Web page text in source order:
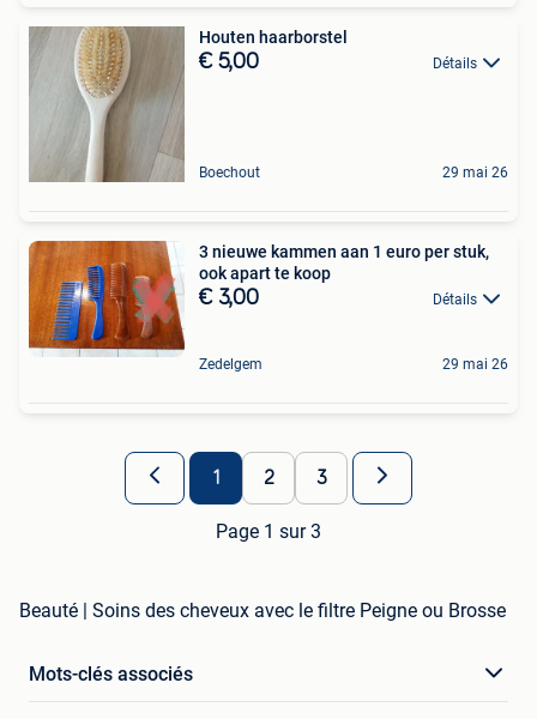
Houten haarborstel
€ 5,00 Détails
Boechout 29 mai 26
3 nieuwe kammen aan 1 euro per stuk,
ook apart te koop
€ 3,00 Détails
Zedelgem 29 mai 26
1 2 3
Page 1 sur 3
Beauté | Soins des cheveux avec le filtre Peigne ou Brosse
Mots-clés associés